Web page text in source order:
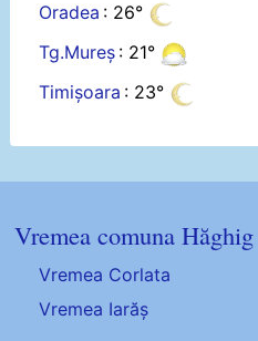
Oradea : 26°
Tg.Mureș : 21°
Timișoara : 23°
Vremea comuna Hăghig
Vremea Corlata
Vremea Iarăș